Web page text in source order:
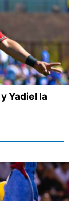
Yadiel la